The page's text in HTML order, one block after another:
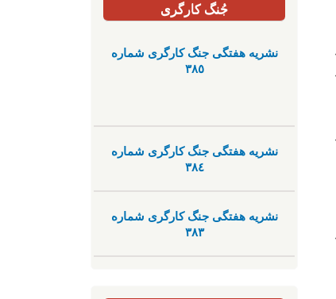
جُنگ کارگری
نشریە هفتگی جنگ کارگری شمارە
٣٨٥
نشریە هفتگی جنگ کارگری شمارە
٣٨٤
نشریە هفتگی جنگ کارگری شمارە
٣٨٣